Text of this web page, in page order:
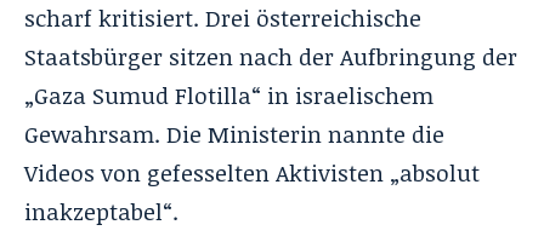
scharf kritisiert. Drei österreichische
Staatsbürger sitzen nach der Aufbringung der
„Gaza Sumud Flotilla“ in israelischem
Gewahrsam. Die Ministerin nannte die
Videos von gefesselten Aktivisten „absolut
inakzeptabel“.